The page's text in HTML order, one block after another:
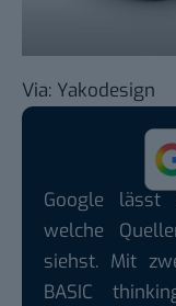
Via: Yakodesign
Google lässt
welche
siehst. Mit
BASIC